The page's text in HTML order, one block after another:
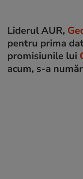
Liderul AUR,
pentru prima
promisiunile lui
acum, s-a